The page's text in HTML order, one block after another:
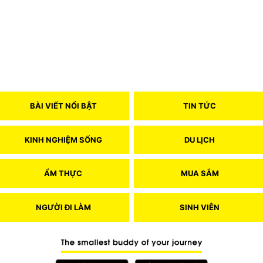
BÀI VIẾT NỔI BẬT TIN TỨC
KINH NGHIỆM SỐNG DU LỊCH
ẨM THỰC MUA SẮM
NGƯỜI ĐI LÀM SINH VIÊN